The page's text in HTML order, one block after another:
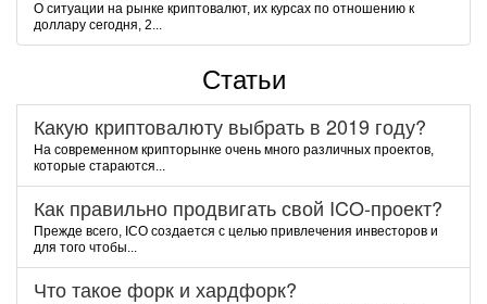
О ситуации на рынке криптовалют, их курсах по отношению к
доллару сегодня, 2...
Статьи
Какую криптовалюту выбрать в 2019 году?
На современном крипторынке очень много различных проектов,
которые стараются...
Как правильно продвигать свой ICO-проект?
Прежде всего, ICO создается с целью привлечения инвесторов и
для того чтобы...
Что такое форк и хардфорк?